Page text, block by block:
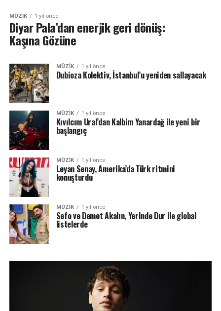
MÜZIK 1 yıl önce
Diyar Pala’dan enerjik geri dönüş:
Kaşına Gözüne
MÜZIK 1 yıl önce
Dubioza Kolektiv, İstanbul’u yeniden sallayacak
MÜZIK 1 yıl önce
Kıvılcım Ural’dan Kalbim Yanardağ ile yeni bir
başlangıç
MÜZIK 1 yıl önce
Leyan Senay, Amerika’da Türk ritmini
konuşturdu
MÜZIK 1 yıl önce
Sefo ve Demet Akalın, Yerinde Dur ile global
listelerde